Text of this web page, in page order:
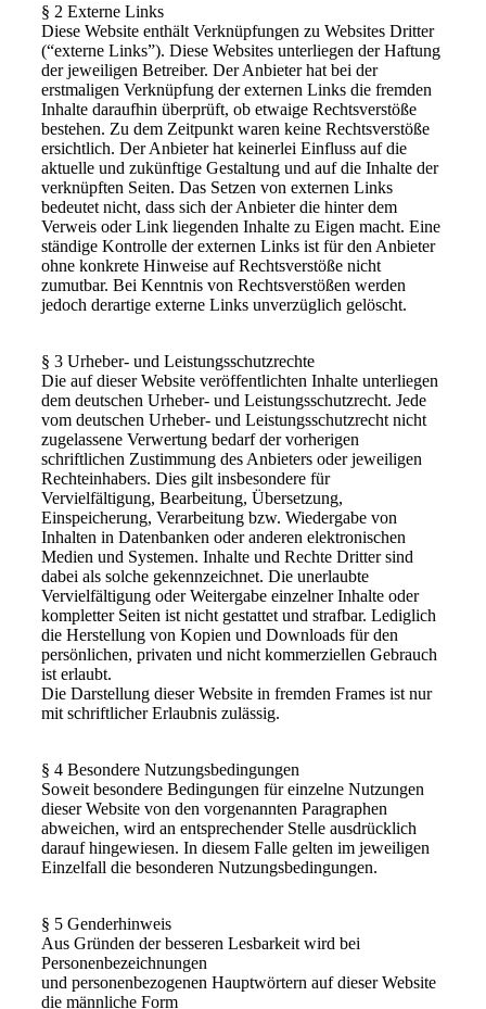
§ 2 Externe Links
Diese Website enthält Verknüpfungen zu Websites Dritter
(“externe Links”). Diese Websites unterliegen der Haftung
der jeweiligen Betreiber. Der Anbieter hat bei der
erstmaligen Verknüpfung der externen Links die fremden
Inhalte daraufhin überprüft, ob etwaige Rechtsverstöße
bestehen. Zu dem Zeitpunkt waren keine Rechtsverstöße
ersichtlich. Der Anbieter hat keinerlei Einfluss auf die
aktuelle und zukünftige Gestaltung und auf die Inhalte der
verknüpften Seiten. Das Setzen von externen Links
bedeutet nicht, dass sich der Anbieter die hinter dem
Verweis oder Link liegenden Inhalte zu Eigen macht. Eine
ständige Kontrolle der externen Links ist für den Anbieter
ohne konkrete Hinweise auf Rechtsverstöße nicht
zumutbar. Bei Kenntnis von Rechtsverstößen werden
jedoch derartige externe Links unverzüglich gelöscht.
§ 3 Urheber- und Leistungsschutzrechte
Die auf dieser Website veröffentlichten Inhalte unterliegen
dem deutschen Urheber- und Leistungsschutzrecht. Jede
vom deutschen Urheber- und Leistungsschutzrecht nicht
zugelassene Verwertung bedarf der vorherigen
schriftlichen Zustimmung des Anbieters oder jeweiligen
Rechteinhabers. Dies gilt insbesondere für
Vervielfältigung, Bearbeitung, Übersetzung,
Einspeicherung, Verarbeitung bzw. Wiedergabe von
Inhalten in Datenbanken oder anderen elektronischen
Medien und Systemen. Inhalte und Rechte Dritter sind
dabei als solche gekennzeichnet. Die unerlaubte
Vervielfältigung oder Weitergabe einzelner Inhalte oder
kompletter Seiten ist nicht gestattet und strafbar. Lediglich
die Herstellung von Kopien und Downloads für den
persönlichen, privaten und nicht kommerziellen Gebrauch
ist erlaubt.
Die Darstellung dieser Website in fremden Frames ist nur
mit schriftlicher Erlaubnis zulässig.
§ 4 Besondere Nutzungsbedingungen
Soweit besondere Bedingungen für einzelne Nutzungen
dieser Website von den vorgenannten Paragraphen
abweichen, wird an entsprechender Stelle ausdrücklich
darauf hingewiesen. In diesem Falle gelten im jeweiligen
Einzelfall die besonderen Nutzungsbedingungen.
§ 5 Genderhinweis
Aus Gründen der besseren Lesbarkeit wird bei
Personenbezeichnungen
und personenbezogenen Hauptwörtern auf dieser Website
die männliche Form